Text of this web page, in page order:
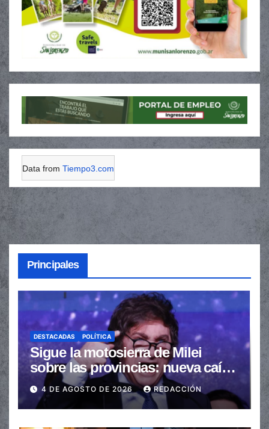
Data from Tiempo3.com
Principales
DESTACADAS POLÍTICA
Sigue la motosierra de Milei
sobre las provincias: nueva caída
de las transferencias no
automáticas
4 DE AGOSTO DE 2026 REDACCIÓN